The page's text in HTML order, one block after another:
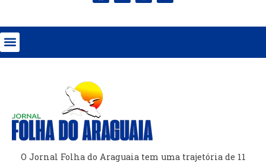
O Jornal Folha do Araguaia tem uma trajetória de 11